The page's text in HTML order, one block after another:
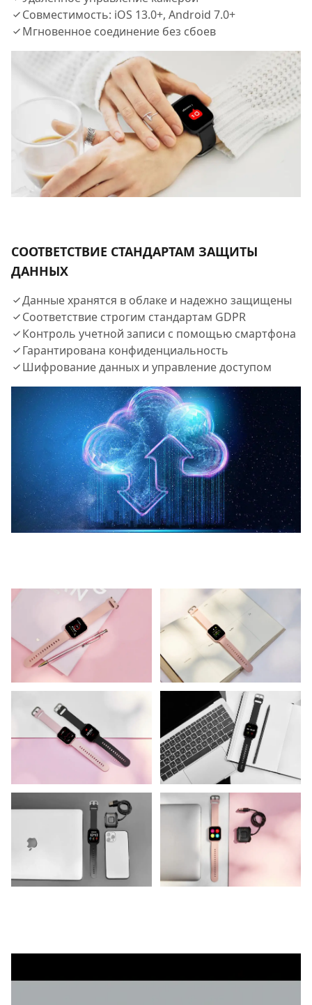
Совместимость: iOS 13.0+, Android 7.0+​
Мгновенное соединение без сбоев
СООТВЕТСТВИЕ СТАНДАРТАМ ЗАЩИТЫ
ДАННЫХ
Данные хранятся в облаке и надежно защищены​
Соответствие строгим стандартам GDPR​
Контроль учетной записи с помощью смартфона​
Гарантирована конфиденциальность​
Шифрование данных и управление доступом